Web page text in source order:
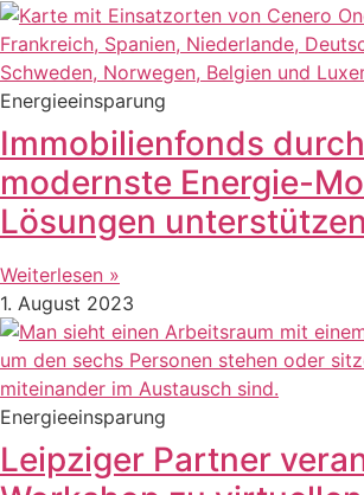
Energieeinsparung
Immobilienfonds durch
modernste Energie-
Lösungen unterstützen
Weiterlesen »
1. August 2023
Energieeinsparung
Leipziger Partner